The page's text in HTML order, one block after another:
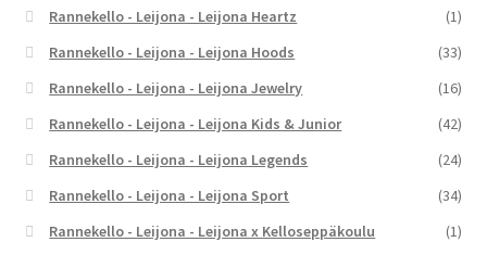
Rannekello - Leijona - Leijona Heartz
(1)
Rannekello - Leijona - Leijona Hoods
(33)
Rannekello - Leijona - Leijona Jewelry
(16)
Rannekello - Leijona - Leijona Kids & Junior
(42)
Rannekello - Leijona - Leijona Legends
(24)
Rannekello - Leijona - Leijona Sport
(34)
Rannekello - Leijona - Leijona x Kelloseppäkoulu
(1)